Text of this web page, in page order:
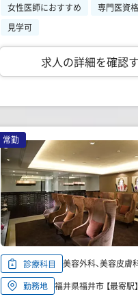
女性医師におすすめ
専門医資
見学可
求人の詳細を確認
常勤
診療科目
美容外科、美容皮膚
勤務地 福井県福井市 【最寄